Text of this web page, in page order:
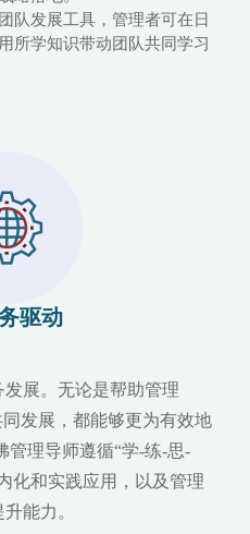
队发展工具，管理者可在日
所学知识带动团队共同学习
驱动
展。无论是帮助管理
发展，都能够更为有效地
管理导师遵循“学-练-思-
化和实践应用，以及管理
能力。